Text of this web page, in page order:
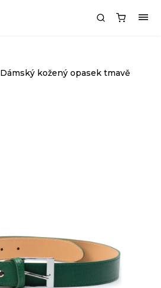
Dámský kožený opasek tmavě